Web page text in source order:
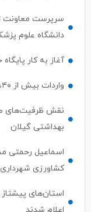
سرپرست معاونت
دانشگاه علوم
آغاز به کار
واردات بیش از ۸۴۰ هزار تن نهاده دامی از بنادر كاسپین و انزلی
نقش ظرفیت‌های
بهداشتی گیلان
اسماعیل رحمتی
کشاورزی
استان‌های